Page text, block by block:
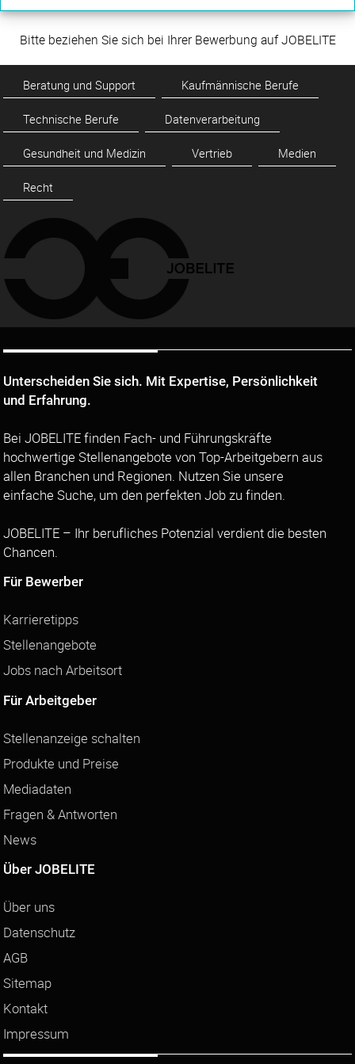
Bitte beziehen Sie sich bei Ihrer Bewerbung auf JOBELITE
Beratung und Support Kaufmännische Berufe
Technische Berufe Datenverarbeitung
Gesundheit und Medizin Vertrieb Medien
Recht
Unterscheiden Sie sich. Mit Expertise, Persönlichkeit
und Erfahrung.
Bei JOBELITE finden Fach- und Führungskräfte
hochwertige Stellenangebote von Top-Arbeitgebern aus
allen Branchen und Regionen. Nutzen Sie unsere
einfache Suche, um den perfekten Job zu finden.
JOBELITE – Ihr berufliches Potenzial verdient die besten
Chancen.
Für Bewerber
Karrieretipps
Stellenangebote
Jobs nach Arbeitsort
Für Arbeitgeber
Stellenanzeige schalten
Produkte und Preise
Mediadaten
Fragen & Antworten
News
Über JOBELITE
Über uns
Datenschutz
AGB
Sitemap
Kontakt
Impressum